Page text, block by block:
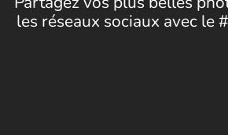
les réseaux sociaux avec le